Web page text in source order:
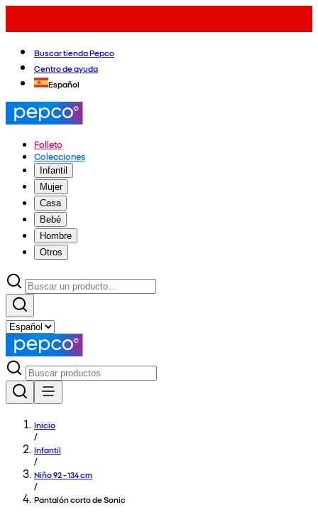
Buscar tienda Pepco
Centro de ayuda
Español
Folleto
Colecciones
Infantil
Mujer
Casa
Bebé
Hombre
Otros
Inicio
/
Infantil
/
Niño 92 - 134 cm
/
Pantalón corto de Sonic